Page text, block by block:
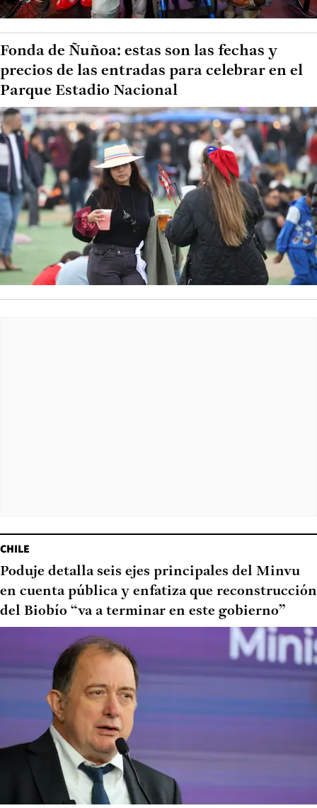
Fonda de Ñuñoa: estas son las fechas y
precios de las entradas para celebrar en el
Parque Estadio Nacional
CHILE
Poduje detalla seis ejes principales del Minvu
en cuenta pública y enfatiza que reconstrucción
del Biobío “va a terminar en este gobierno”